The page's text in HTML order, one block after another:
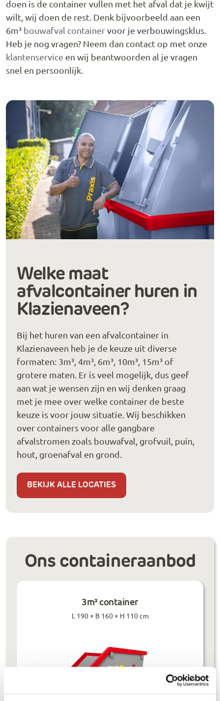
doen is de container vullen met het afval dat je kwijt
wilt, wij doen de rest. Denk bijvoorbeeld aan een
6m³ bouwafval containervoor je verbouwingsklus.
Heb je nog vragen? Neem dan contact op met onze
klantenservice en wij beantwoorden al je vragen
snel en persoonlijk.
Welke maat
afvalcontainer huren in
Klazienaveen?
Bij het huren van een afvalcontainer in
Klazienaveen heb je de keuze uit diverse
formaten: 3m³, 4m³, 6m³, 10m³, 15m³ of
grotere maten. Er is veel mogelijk, dus geef
aan wat je wensen zijn en wij denken graag
met je mee over welke container de beste
keuze is voor jouw situatie. Wij beschikken
over containers voor alle gangbare
afvalstromen zoals bouwafval, grofvuil, puin,
hout, groenafval en grond.
BEKIJK ALLE LOCATIES
Ons containeraanbod
3m³ container
L 190 × B 160 × H 110 cm